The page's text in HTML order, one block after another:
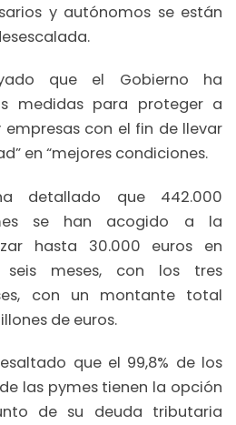
y autónomos se están
que el Gobierno ha
medidas para proteger a
con el fin de llevar
en “mejores condiciones.
detallado que 442.000
se han acogido a la
hasta 30.000 euros en
seis meses, con los tres
con un montante total
de euros.
que el 99,8% de los
las pymes tienen la opción
de su deuda tributaria